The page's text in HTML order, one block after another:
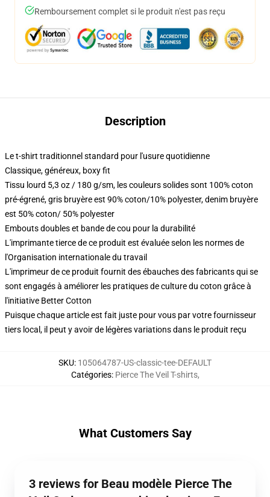
Remboursement complet si le produit n'est pas reçu
Description
Le t-shirt traditionnel standard pour l'usure quotidienne
Classique, généreux, boxy fit
Tissu lourd 5,3 oz / 180 g/sm, les couleurs solides sont 100% coton
pré-égrené, gris bruyère est 90% coton/10% polyester, denim bruyère
est 50% coton/ 50% polyester
Embouts doubles et bande de cou pour la durabilité
L'imprimante tierce de ce produit est évaluée selon les normes de
l'Organisation internationale du travail
L'imprimeur de ce produit fournit des ébauches des fabricants qui se
sont engagés à améliorer les pratiques de culture du coton grâce à
l'initiative Better Cotton
Puisque chaque article est fait juste pour vous par votre fournisseur
tiers local, il peut y avoir de légères variations dans le produit reçu
SKU: 105064787-US-classic-tee-DEFAULT
Catégories: Pierce The Veil T-shirts,
What Customers Say
3 reviews for Beau modèle Pierce The